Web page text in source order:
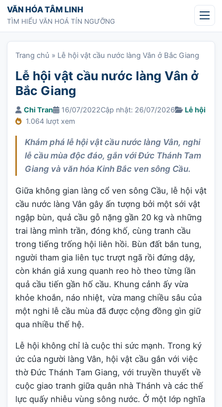
Chuyển tới nội dung
VĂN HÓA TÂM LINH
TÌM HIỂU VĂN HOÁ TÍN NGƯỠNG
Trang chủ » Lễ hội vật cầu nước làng Vân ở Bắc Giang
Lễ hội vật cầu nước làng Vân ở
Bắc Giang
Chi Tran 16/07/2022Cập nhật: 26/07/2026
Lễ hội
1.064 lượt xem
Khám phá lễ hội vật cầu nước làng Vân, nghi
lễ cầu mùa độc đáo, gắn với Đức Thánh Tam
Giang và văn hóa Kinh Bắc ven sông Cầu.
Giữa không gian làng cổ ven sông Cầu, lễ hội vật
cầu nước làng Vân gây ấn tượng bởi một sới vật
ngập bùn, quả cầu gỗ nặng gần 20 kg và những
trai làng mình trần, đóng khố, cùng tranh cầu
trong tiếng trống hội liên hồi. Bùn đất bắn tung,
người tham gia liên tục trượt ngã rồi đứng dậy,
còn khán giả xung quanh reo hò theo từng lần
quả cầu tiến gần hố cầu. Khung cảnh ấy vừa
khỏe khoắn, náo nhiệt, vừa mang chiều sâu của
một nghi lễ cầu mùa đã được cộng đồng gìn giữ
qua nhiều thế hệ.
Lễ hội không chỉ là cuộc thi sức mạnh. Trong ký
ức của người làng Vân, hội vật cầu gắn với việc
thờ Đức Thánh Tam Giang, với truyền thuyết về
cuộc giao tranh giữa quân nhà Thánh và các thế
lực quấy nhiễu vùng sông nước. Ở một lớp nghĩa